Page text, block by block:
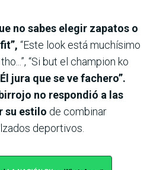
no sabes elegir zapatos o
“Este look está muchísimo
“Si but el champion ko
jura que se ve fachero”.
no respondió a las
su estilo de combinar
deportivos.